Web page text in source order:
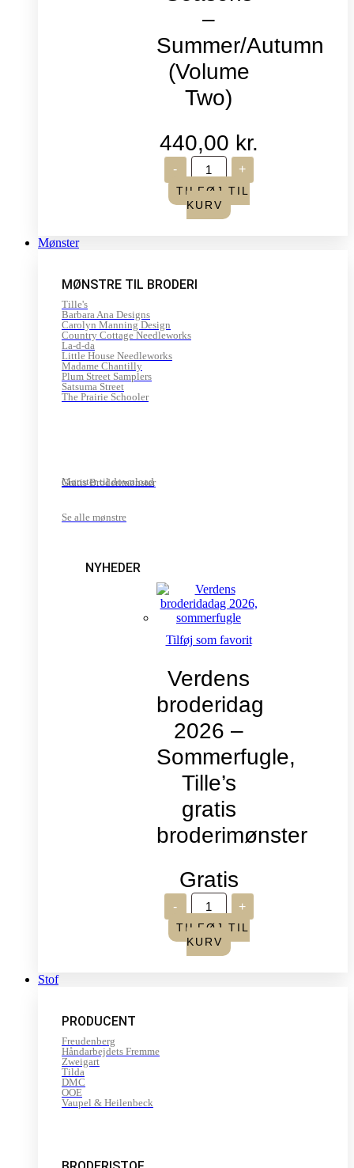
–
Summer/Autumn
(Volume
Two)
440,00 kr.
-
Life
in
Seasons
-
Summer/Autumn
+
TILFØJ TIL
KURV
Mønster
MØNSTRE TIL BRODERI
Tille's
Barbara Ana Designs
Carolyn Manning Design
Country Cottage Needleworks
La-d-da
Little House Needleworks
Madame Chantilly
Plum Street Samplers
Satsuma Street
The Prairie Schooler
Mønster til download
Gratis Broderimønster
Se alle mønstre
NYHEDER
Tilføj som favorit
Verdens
broderidag
2026 –
Sommerfugle,
Tille’s
gratis
broderimønster
Gratis
-
Verdens
broderidag
2026
-
Sommerfugle,
+
TILFØJ TIL
KURV
Stof
PRODUCENT
Freudenberg
Håndarbejdets Fremme
Zweigart
Tilda
DMC
OOE
Vaupel & Heilenbeck